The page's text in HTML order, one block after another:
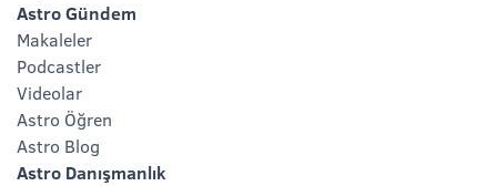
Astro Gündem
Makaleler
Podcastler
Videolar
Astro Öğren
Astro Blog
Astro Danışmanlık